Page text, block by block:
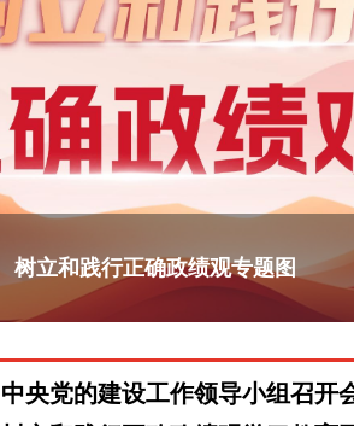
树立和践行正确政绩观专题图
中央党的建设工作领导小组召开